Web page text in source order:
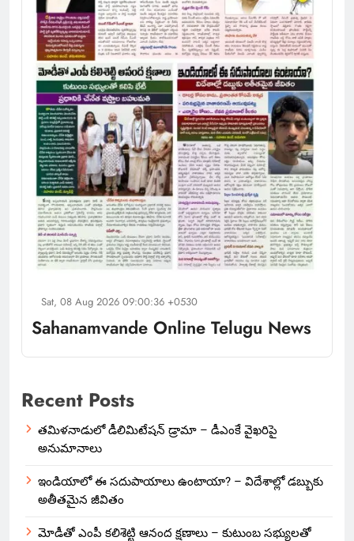
Sat, 08 Aug 2026 09:00:36 +0530
Sahanamvande Online Telugu News
Recent Posts
తమిళనాడులో డీలిమిటేషన్ డ్రామా – డీఎంకే వైఖరిపై
అనుమానాలు
ఇండియాలో‌ ఈ సదుపాయాలు ఉంటాయా? – విదేశాల్లో డబ్బుకు
అతీతమైన జీవితం
మోడీతో ఎంపీ కలిశెట్టి ఆనంద క్షణాలు – కుటుంబ సభ్యులతో